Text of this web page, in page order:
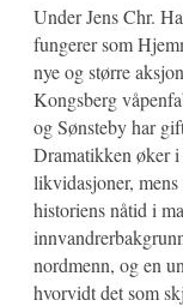
Under Jens Chr.
fungerer som
nye og større
Kongsberg
og Sønsteby har
Dramatikken øker i
likvidasjoner,
historiens nåtid i
nordmenn, og en
hvorvidt det som